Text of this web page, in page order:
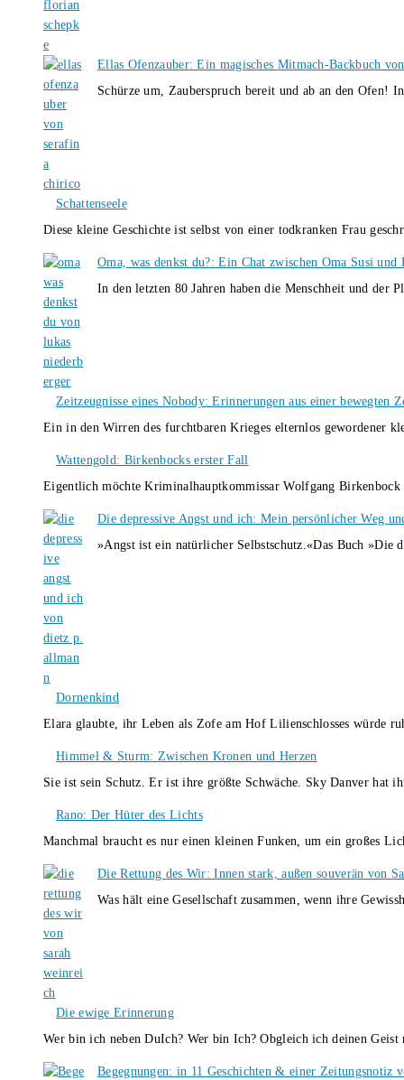
Ellas Ofenzauber: Ein magisches Mitmach-Backbuch
Schürze um, Zauberspruch bereit und ab an den Ofen!
Schattenseele
Diese kleine Geschichte ist selbst von einer todkranken Frau
Oma, was denkst du?: Ein Chat zwischen Oma Susi
In den letzten 80 Jahren haben die Menschheit und
Zeitzeugnisse eines Nobody: Erinnerungen aus einer bewegten
Ein in den Wirren des furchtbaren Krieges elternlos gewordener
Wattengold: Birkenbocks erster Fall
Eigentlich möchte Kriminalhauptkommissar Wolfgang
Die depressive Angst und ich: Mein persönlicher Weg
»Angst ist ein natürlicher Selbstschutz.«Das Buch
Dornenkind
Elara glaubte, ihr Leben als Zofe am Hof Lilienschlosses würde
Himmel & Sturm: Zwischen Kronen und Herzen
Sie ist sein Schutz. Er ist ihre größte Schwäche. Sky Danver
Rano: Der Hüter des Lichts
Manchmal braucht es nur einen kleinen Funken, um ein großes
Die Rettung des Wir: Innen stark, außen souverän von
Was hält eine Gesellschaft zusammen, wenn ihre
Die ewige Erinnerung
Wer bin ich neben DuIch? Wer bin Ich? Obgleich ich deinen
Begegnungen: in 11 Geschichten & einer Zeitungsnotiz